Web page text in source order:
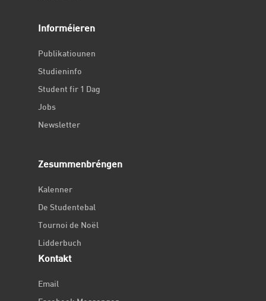
Informéieren
Publikatiounen
Studieninfo
Student fir 1 Dag
Jobs
Newsletter
Zesummenbréngen
Kalenner
De Studentebal
Tournoi de Noël
Lidderbuch
Kontakt
Email